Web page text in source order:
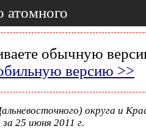
атомного
обычную
версию >>
округа и
25 июня 2011 г.